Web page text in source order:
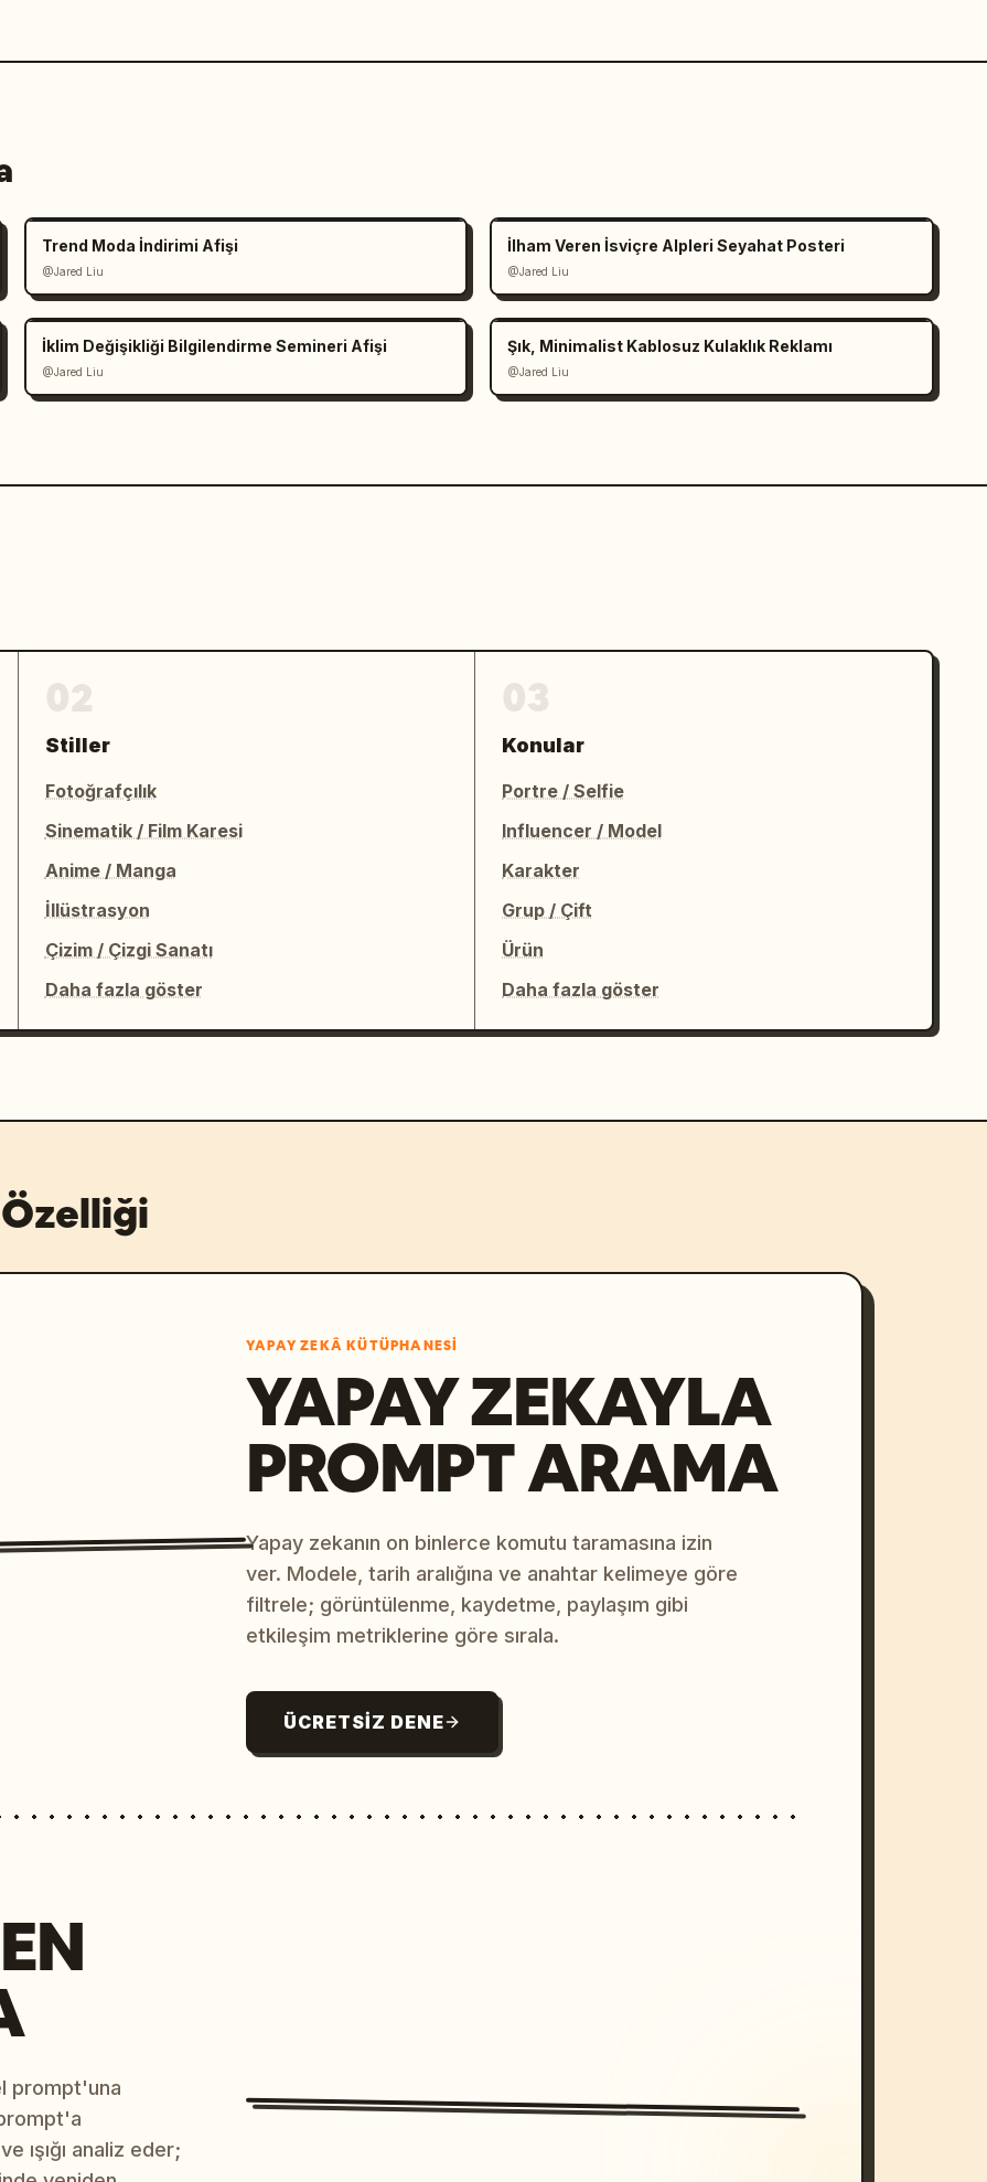
Trend Moda İndirimi Afişi
@Jared Liu
İlham Veren İsviçre Alpleri Seyahat Posteri
@Jared Liu
İklim Değişikliği Bilgilendirme Semineri Afişi
@Jared Liu
Şık, Minimalist Kablosuz Kulaklık Reklamı
@Jared Liu
Stiller
Fotoğrafçılık
Sinematik / Film Karesi
Anime / Manga
İllüstrasyon
Çizim / Çizgi Sanatı
Daha fazla göster
Konular
Portre / Selfie
Influencer / Model
Karakter
Grup / Çift
Ürün
Daha fazla göster
YAPAY ZEKÂ KÜTÜPHANESI
YAPAY ZEKAYLA
PROMPT ARAMA
Yapay zekanın on binlerce komutu taramasına izin
ver. Modele, tarih aralığına ve anahtar kelimeye göre
filtrele; görüntülenme, kaydetme, paylaşım gibi
etkileşim metriklerine göre sırala.
ÜCRETSIZ DENE
prompt'una
ışığı analiz eder;